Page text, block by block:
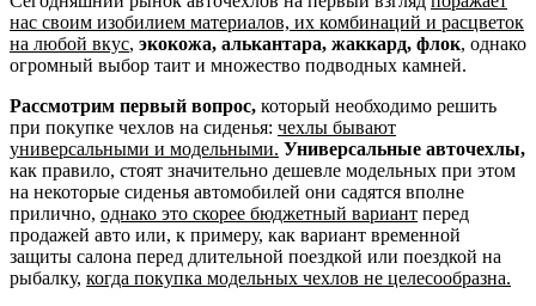
нас своим изобилием материалов, их комбинаций и расцветок
на любой вкус, экокожа, алькантара, жаккард, флок, однако
огромный выбор таит и множество подводных камней.
Рассмотрим первый вопрос, который необходимо решить
при покупке чехлов на сиденья: чехлы бывают
универсальными и модельными. Универсальные авточехлы,
как правило, стоят значительно дешевле модельных при этом
на некоторые сиденья автомобилей они садятся вполне
прилично, однако это скорее бюджетный вариант перед
продажей авто или, к примеру, как вариант временной
защиты салона перед длительной поездкой или поездкой на
рыбалку, когда покупка модельных чехлов не целесообразна.